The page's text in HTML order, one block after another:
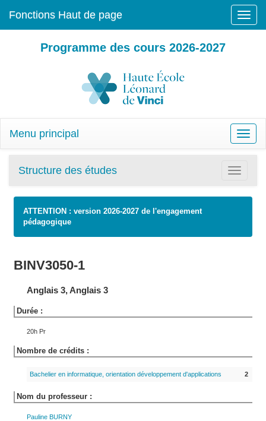
Toggle
Fonctions Haut de page
Programme des cours 2026-2027
Toggle
Menu principal
Toggle
Structure des études
ATTENTION : version 2026-2027 de l'engagement
pédagogique
BINV3050-1
Anglais 3, Anglais 3
Durée :
20h Pr
Nombre de crédits :
Bachelier en informatique, orientation développement d'applications 2
Nom du professeur :
Pauline BURNY